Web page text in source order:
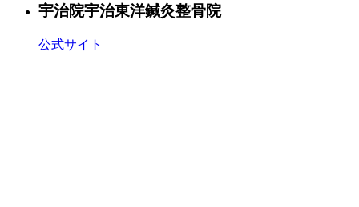
宇治院宇治東洋鍼灸整骨院
公式サイト